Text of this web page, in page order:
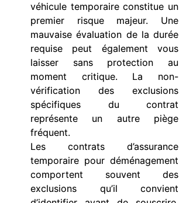
véhicule temporaire constitue un
premier risque majeur. Une
mauvaise évaluation de la durée
requise peut également vous
laisser sans protection au
moment critique. La non-
vérification des exclusions
spécifiques du contrat
représente un autre piège
fréquent.
Les contrats d’assurance
temporaire pour déménagement
comportent souvent des
exclusions qu’il convient